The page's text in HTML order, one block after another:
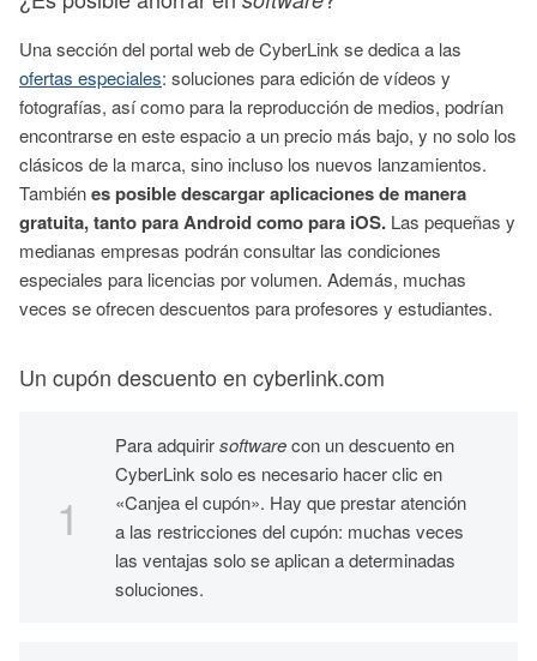
Una sección del portal web de CyberLink se dedica a las
ofertas especiales: soluciones para edición de vídeos y
fotografías, así como para la reproducción de medios, podrían
encontrarse en este espacio a un precio más bajo, y no solo los
clásicos de la marca, sino incluso los nuevos lanzamientos.
Tambiénes posible descargar aplicaciones de manera
gratuita, tanto para Android como para iOS. Las pequeñas y
medianas empresas podrán consultar las condiciones
especiales para licencias por volumen. Además, muchas
veces se ofrecen descuentos para profesores y estudiantes.
Un cupón descuento en cyberlink.com
Para adquirirsoftwarecon un descuento en
CyberLink solo es necesario hacer clic en
«Canjea el cupón». Hay que prestar atención
a las restricciones del cupón: muchas veces
las ventajas solo se aplican a determinadas
soluciones.